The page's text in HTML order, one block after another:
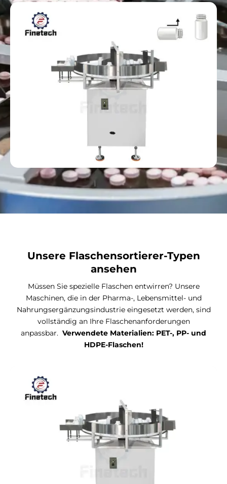
Unsere Flaschensortierer-Typen
ansehen
Müssen Sie spezielle Flaschen entwirren? Unsere
Maschinen, die in der Pharma-, Lebensmittel- und
Nahrungsergänzungsindustrie eingesetzt werden, sind
vollständig an Ihre Flaschenanforderungen
anpassbar. Verwendete Materialien: PET-, PP- und
HDPE-Flaschen!